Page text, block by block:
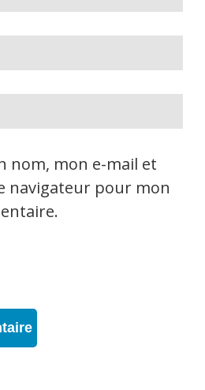
nom, mon e-mail et
navigateur pour mon